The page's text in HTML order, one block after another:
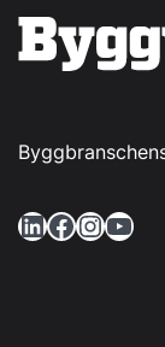
LinkedIn Facebook InstagramYouTube